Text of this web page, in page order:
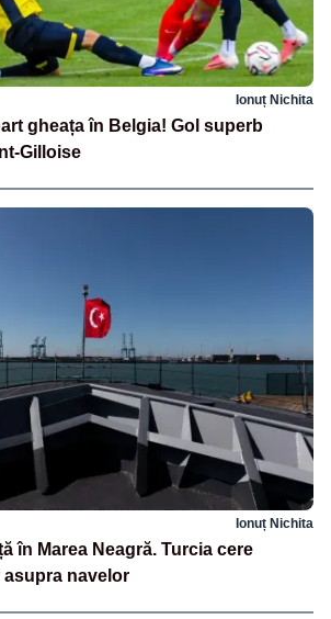
Ionuț Nichita
gheața în Belgia! Gol superb
Gilloise
Ionuț Nichita
în Marea Neagră. Turcia cere
navelor